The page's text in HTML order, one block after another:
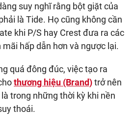
suy nghĩ rằng bột giặt của
là Tide. Họ cũng không cần
khi P/S hay Crest đưa ra các
hấp dẫn hơn và ngược lại.
quá đông đúc, việc tạo ra
thương hiệu (Brand)trở nên
trong những thời kỳ khi nền
thoái.